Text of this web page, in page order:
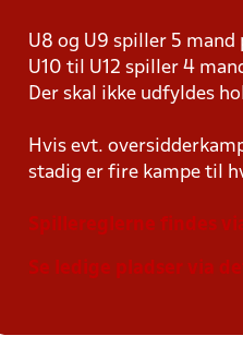
U8 og U9 spiller 5 mand
U10 til U12 spiller 4
Der skal ikke udfyldes
Hvis evt.
stadig er fire kampe til
Spillereglerne findes
Se ledige pladser via